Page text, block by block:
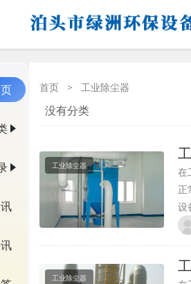
首页 > 工业除尘器
没有分类
工业除尘器
在
正
设
工业除尘器